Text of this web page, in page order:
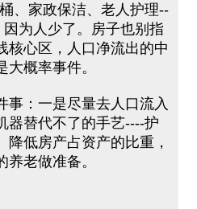
、家政保洁、老人护理--
为人少了。房子也别指
核心区，人口净流出的中
概率事件。
事：一是尽量去人口流入
器替代不了的手艺----护
降低房产占资产的比重，
老做准备。